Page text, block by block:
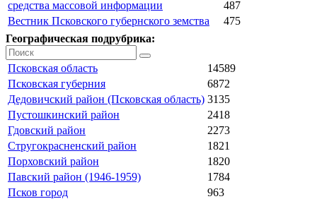
средства массовой информации
487
Вестник Псковского губернского земства
475
Географическая подрубрика:
Псковская область
14589
Псковская губерния
6872
Дедовичский район (Псковская область) 3135
Пустошкинский район
2418
Гдовский район
2273
Стругокрасненский район
1821
Порховский район
1820
Павский район (1946-1959)
1784
Псков город
963